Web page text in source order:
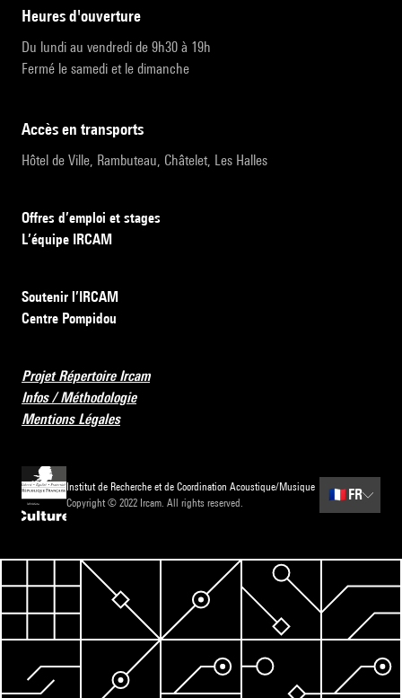
heures d'ouverture
Du lundi au vendredi de 9h30 à 19h
Fermé le samedi et le dimanche
accès en transports
Hôtel de Ville, Rambuteau, Châtelet, Les Halles
Offres d’emploi et stages
L’équipe IRCAM
Soutenir l’IRCAM
Centre Pompidou
Projet Répertoire Ircam
Infos / Méthodologie
Mentions Légales
Institut de Recherche et de Coordination Acoustique/Musique
Copyright © 2022 Ircam. All rights reserved.
🇫🇷 FR